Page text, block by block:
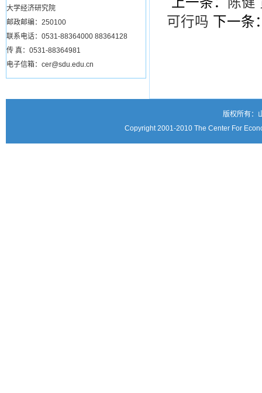
大学经济研究院
邮政邮编：250100
联系电话：0531-88364000 88364128
传 真：0531-88364981
电子信箱：cer@sdu.edu.cn
可行吗 下一条
版权所有：
Copyright 2001-2010 The Center For